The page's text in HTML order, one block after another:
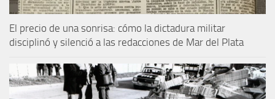
El precio de una sonrisa: cómo la dictadura militar
disciplinó y silenció a las redacciones de Mar del Plata